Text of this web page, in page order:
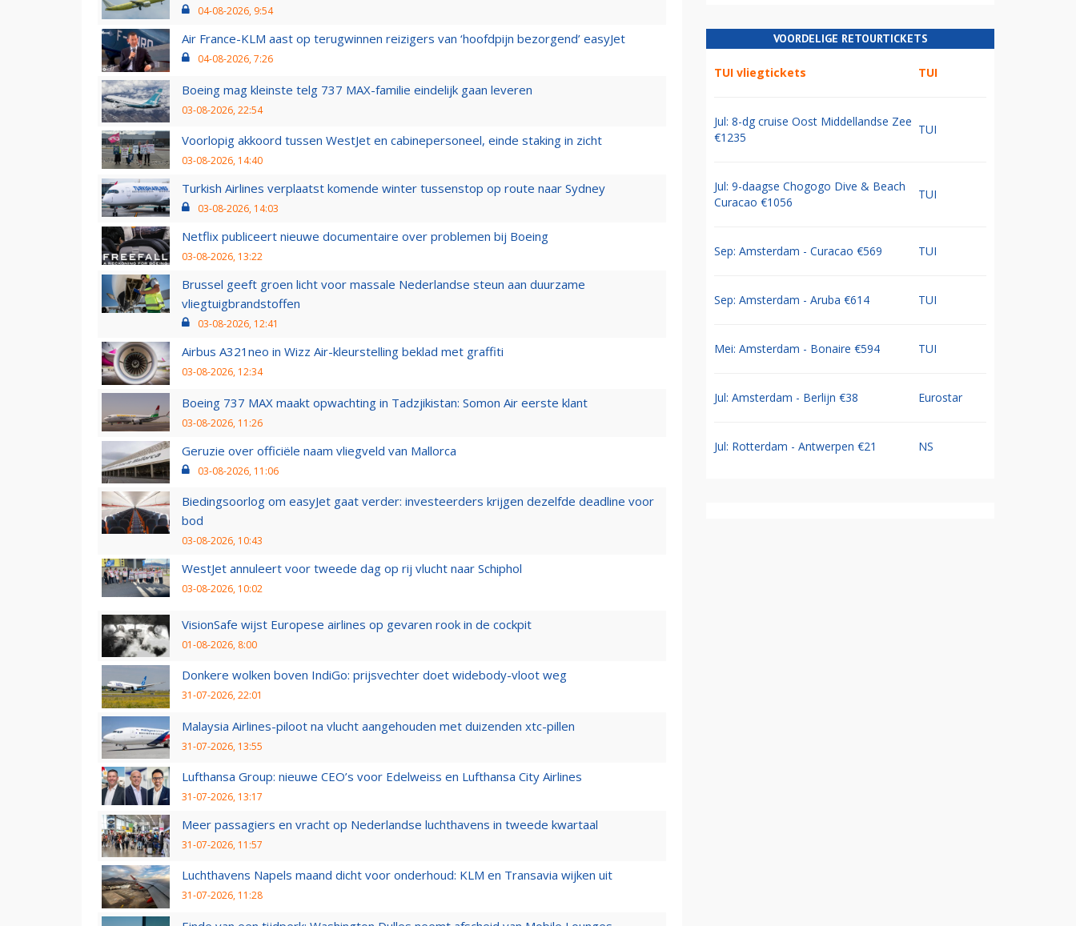
04-08-2026, 9:54
Air France-KLM aast op terugwinnen reizigers van ‘hoofdpijn bezorgend’ easyJet
04-08-2026, 7:26
Boeing mag kleinste telg 737 MAX-familie eindelijk gaan leveren
03-08-2026, 22:54
Voorlopig akkoord tussen WestJet en cabinepersoneel, einde staking in zicht
03-08-2026, 14:40
Turkish Airlines verplaatst komende winter tussenstop op route naar Sydney
03-08-2026, 14:03
Netflix publiceert nieuwe documentaire over problemen bij Boeing
03-08-2026, 13:22
Brussel geeft groen licht voor massale Nederlandse steun aan duurzame
vliegtuigbrandstoffen
03-08-2026, 12:41
Airbus A321neo in Wizz Air-kleurstelling beklad met graffiti
03-08-2026, 12:34
Boeing 737 MAX maakt opwachting in Tadzjikistan: Somon Air eerste klant
03-08-2026, 11:26
Geruzie over officiële naam vliegveld van Mallorca
03-08-2026, 11:06
Biedingsoorlog om easyJet gaat verder: investeerders krijgen dezelfde deadline voor
bod
03-08-2026, 10:43
WestJet annuleert voor tweede dag op rij vlucht naar Schiphol
03-08-2026, 10:02
VisionSafe wijst Europese airlines op gevaren rook in de cockpit
01-08-2026, 8:00
Donkere wolken boven IndiGo: prijsvechter doet widebody-vloot weg
31-07-2026, 22:01
Malaysia Airlines-piloot na vlucht aangehouden met duizenden xtc-pillen
31-07-2026, 13:55
Lufthansa Group: nieuwe CEO’s voor Edelweiss en Lufthansa City Airlines
31-07-2026, 13:17
Meer passagiers en vracht op Nederlandse luchthavens in tweede kwartaal
31-07-2026, 11:57
Luchthavens Napels maand dicht voor onderhoud: KLM en Transavia wijken uit
31-07-2026, 11:28
VOORDELIGE RETOURTICKETS
TUI vliegtickets TUI
Jul: 8-dg cruise Oost Middellandse Zee
€1235
TUI
Jul: 9-daagse Chogogo Dive & Beach
Curacao €1056
TUI
Sep: Amsterdam - Curacao €569 TUI
Sep: Amsterdam - Aruba €614 TUI
Mei: Amsterdam - Bonaire €594 TUI
Jul: Amsterdam - Berlijn €38 Eurostar
Jul: Rotterdam - Antwerpen €21 NS